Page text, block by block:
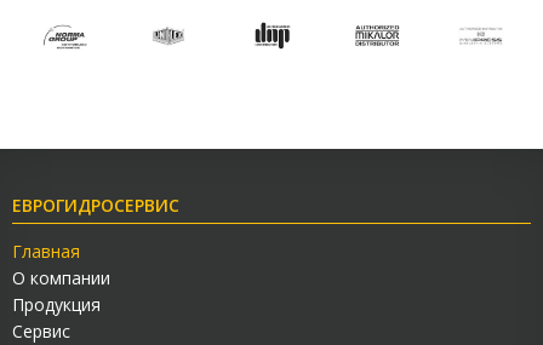
ЕВРОГИДРОСЕРВИС
Главная
О компании
Продукция
Сервис